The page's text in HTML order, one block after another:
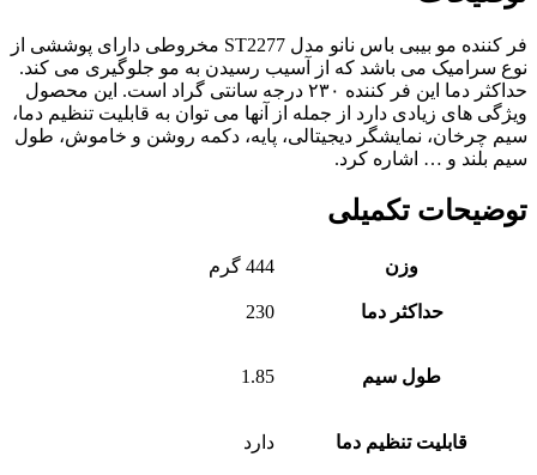
فر کننده مو بیبی باس نانو مدل ST2277 مخروطی دارای پوششی از
نوع سرامیک می باشد که از آسیب رسیدن به مو جلوگیری می کند.
حداکثر دما این فر کننده ۲۳۰ درجه سانتی گراد است. این محصول
ویژگی های زیادی دارد از جمله از آنها می توان به قابلیت تنظیم دما،
سیم چرخان، نمایشگر دیجیتالی، پایه، دکمه روشن و خاموش، طول
سیم بلند و … اشاره کرد.
توضیحات تکمیلی
وزن 444 گرم
حداکثر دما 230
طول سیم 1.85
قابلیت تنظیم دما دارد